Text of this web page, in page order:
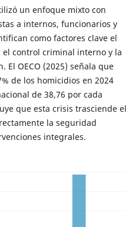
un enfoque mixto con
a internos, funcionarios y
como factores clave el
control criminal interno y la
OECO (2025) señala que
de los homicidios en 2024
de 38,76 por cada
que esta crisis trasciende el
la seguridad
integrales.